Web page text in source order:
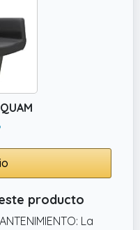
producto
La